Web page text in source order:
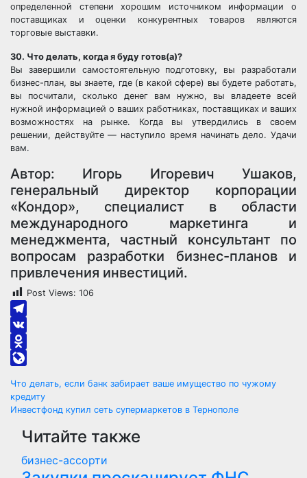
определенной степени хорошим источником информации о
поставщиках и оценки конкурентных товаров являются
торговые выставки.
30. Что делать, когда я буду готов(а)?
Вы завершили самостоятельную подготовку, вы разработали
бизнес-план, вы знаете, где (в какой сфере) вы будете работать,
вы посчитали, сколько денег вам нужно, вы владеете всей
нужной информацией о ваших работниках, поставщиках и ваших
возможностях на рынке. Когда вы утвердились в своем
решении, действуйте — наступило время начинать дело. Удачи
вам.
Автор: Игорь Игоревич Ушаков,
генеральный директор корпорации
«Кондор», специалист в области
международного маркетинга и
менеджмента, частный консультант по
вопросам разработки бизнес-планов и
привлечения инвестиций.
Post Views: 106
Telegram
VK
Odnoklassniki
Навигация
по
записям
Что делать, если банк забирает ваше имущество по чужому
кредиту
Инвестфонд купил сеть супермаркетов в Тернополе
Читайте также
бизнес-ассорти